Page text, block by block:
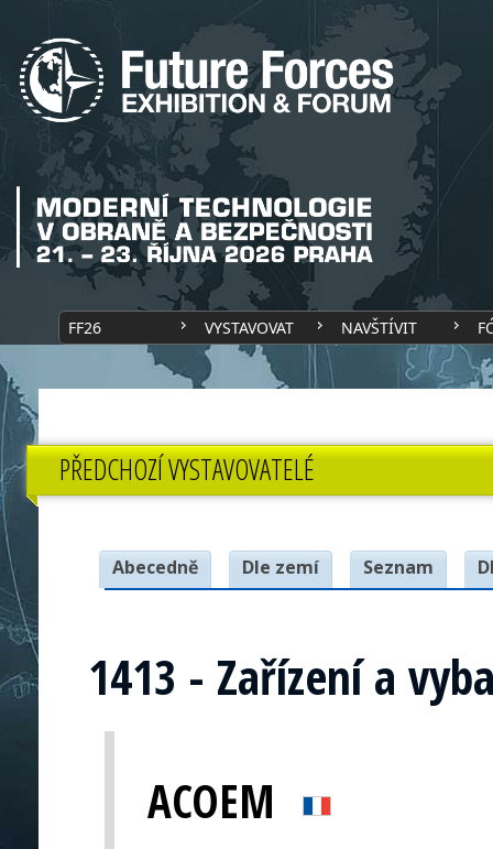
FF26 VYSTAVOVAT NAVŠTÍVIT
PŘEDCHOZÍ VYSTAVOVATELÉ
Abecedně Dle zemí Seznam
1413 - Zařízení a
ACOEM